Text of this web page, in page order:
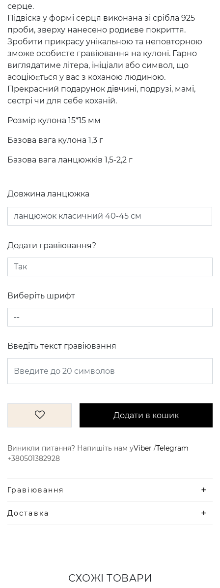
серце.
Підвіска у формі серця виконана зі срібла 925
проби, зверху нанесено родиєве покриття.
Зробити прикрасу унікальною та неповторною
зможе особисте гравіювання на кулоні. Гарно
виглядатиме літера, ініціали або символ, що
асоціюється у вас з коханою людиною.
Прекрасний подарунок дівчині, подрузі, мамі,
сестрі чи для себе коханій.
Розмір кулона 15*15 мм
Базова вага кулона 1,3 г
Базова вага ланцюжків 1,5-2,2 г
Довжина ланцюжка
Додати гравіювання?
Виберіть шрифт
Введіть текст гравіювання
Додати в кошик
Виникли питання? Напишіть нам уViber /Telegram
+380501382928
Гравіювання
Доставка
СХОЖІ ТОВАРИ